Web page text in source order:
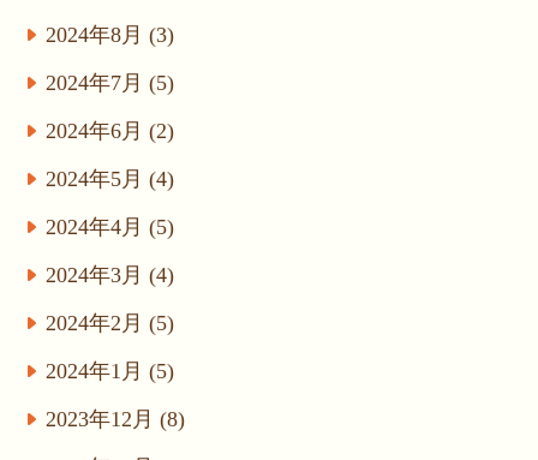
2024年8月 (3)
2024年7月 (5)
2024年6月 (2)
2024年5月 (4)
2024年4月 (5)
2024年3月 (4)
2024年2月 (5)
2024年1月 (5)
2023年12月 (8)